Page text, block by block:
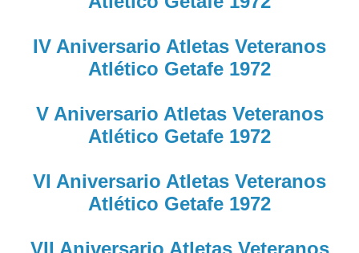
IV Aniversario Atletas Veteranos
Atlético Getafe 1972
V Aniversario Atletas Veteranos
Atlético Getafe 1972
VI Aniversario Atletas Veteranos
Atlético Getafe 1972
VII Aniversario Atletas Veteranos